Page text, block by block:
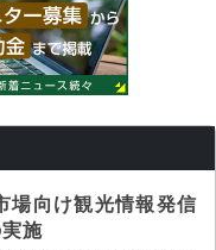
場向け観光情報発信
施